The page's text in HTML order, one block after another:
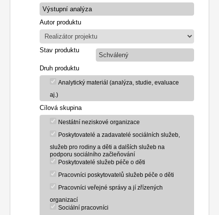
Autor produktu
Stav produktu
Schválený
Druh produktu
Analytický materiál (analýza, studie, evaluace
aj.)
Cílová skupina
Nestátní neziskové organizace
Poskytovatelé a zadavatelé sociálních služeb,
služeb pro rodiny a děti a dalších služeb na
podporu sociálního začleňování
Poskytovatelé služeb péče o děti
Pracovníci poskytovatelů služeb péče o děti
Pracovníci veřejné správy a jí zřízených
organizací
Sociální pracovníci